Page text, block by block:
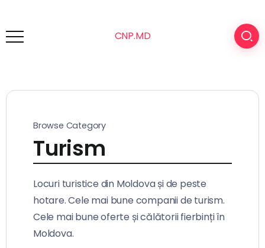
CNP.MD
Browse Category
Turism
Locuri turistice din Moldova și de peste
hotare. Cele mai bune companii de turism.
Cele mai bune oferte și călătorii fierbinți în
Moldova.